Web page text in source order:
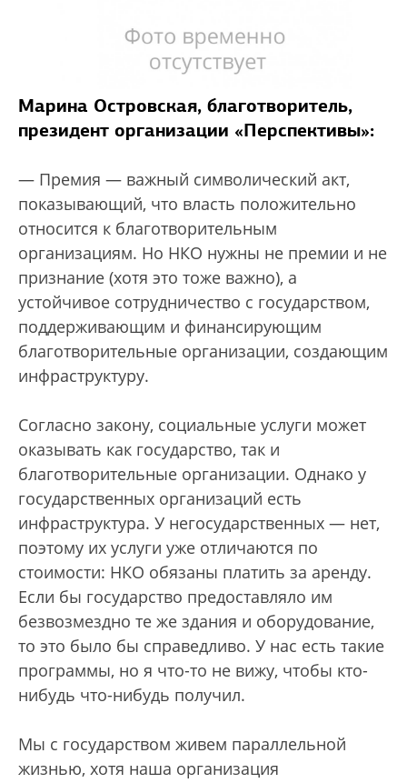
Марина Островская, благотворитель,
президент организации «Перспективы»:
— Премия — важный символический акт,
показывающий, что власть положительно
относится к благотворительным
организациям. Но НКО нужны не премии и не
признание (хотя это тоже важно), а
устойчивое сотрудничество с государством,
поддерживающим и финансирующим
благотворительные организации, создающим
инфраструктуру.
Согласно закону, социальные услуги может
оказывать как государство, так и
благотворительные организации. Однако у
государственных организаций есть
инфраструктура. У негосударственных — нет,
поэтому их услуги уже отличаются по
стоимости: НКО обязаны платить за аренду.
Если бы государство предоставляло им
безвозмездно те же здания и оборудование,
то это было бы справедливо. У нас есть такие
программы, но я что-то не вижу, чтобы кто-
нибудь что-нибудь получил.
Мы с государством живем параллельной
жизнью, хотя наша организация